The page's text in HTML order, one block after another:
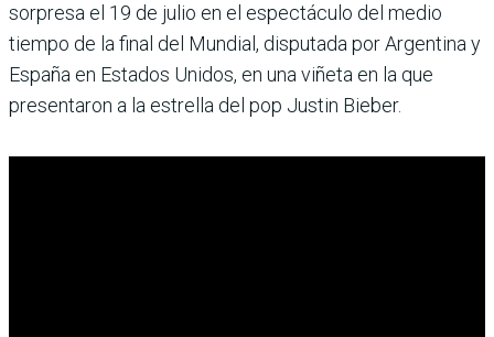
sorpresa el 19 de julio en el espectáculo del medio
tiempo de la final del Mundial, disputada por Argentina y
España en Estados Unidos, en una viñeta en la que
presentaron a la estrella del pop Justin Bieber.